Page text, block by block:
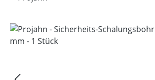
Bildergalerie überspringen